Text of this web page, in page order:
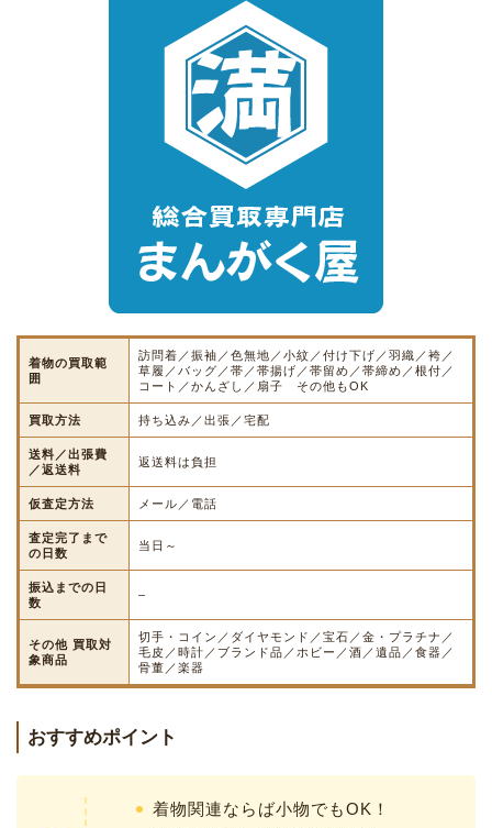
着物の買取範
囲
訪問着／振袖／色無地／小紋／付け下げ／羽織／袴／
草履／バッグ／帯／帯揚げ／帯留め／帯締め／根付／
コート／かんざし／扇子 その他もOK
買取方法 持ち込み／出張／宅配
送料／出張費
／返送料
返送料は負担
仮査定方法 メール／電話
査定完了まで
の日数
当日～
振込までの日
数
–
その他 買取対
象商品
切手・コイン／ダイヤモンド／宝石／金・プラチナ／
毛皮／時計／ブランド品／ホビー／酒／遺品／食器／
骨董／楽器
おすすめポイント
着物関連ならば小物でもOK！